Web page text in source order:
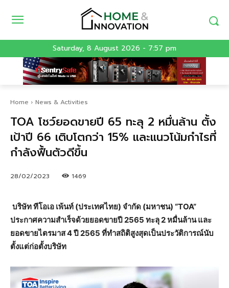
Saturday, 8 August 2026 - 7:57 pm
Home News & Activities
TOA โชว์ยอดขายปี 65 ทะลุ 2 หมื่นล้าน ตั้ง
เป้าปี 66 เติบโตกว่า 15% และแนวโน้มกำไรที่
กำลังฟื้นตัวดีขึ้น
28/02/2023 1469
บริษัท ทีโอเอ เพ้นท์ (ประเทศไทย) จำกัด (มหาชน) “TOA”
ประกาศความสำเร็จด้วยยอดขายปี 2565 ทะลุ 2 หมื่นล้าน และ
ยอดขายไตรมาส 4 ปี 2565 ที่ทำสถิติสูงสุดเป็นประวัติการณ์นับ
ตั้งแต่ก่อตั้งบริษัท